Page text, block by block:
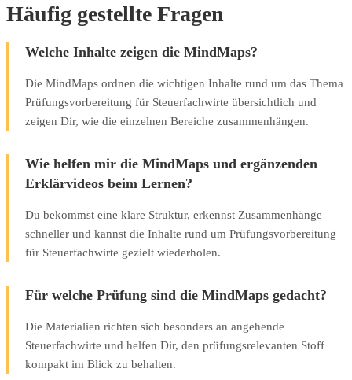
Häufig gestellte Fragen
Welche Inhalte zeigen die MindMaps?
Die MindMaps ordnen die wichtigen Inhalte rund um das Thema
Prüfungsvorbereitung für Steuerfachwirte übersichtlich und
zeigen Dir, wie die einzelnen Bereiche zusammenhängen.
Wie helfen mir die MindMaps und ergänzenden
Erklärvideos beim Lernen?
Du bekommst eine klare Struktur, erkennst Zusammenhänge
schneller und kannst die Inhalte rund um Prüfungsvorbereitung
für Steuerfachwirte gezielt wiederholen.
Für welche Prüfung sind die MindMaps gedacht?
Die Materialien richten sich besonders an angehende
Steuerfachwirte und helfen Dir, den prüfungsrelevanten Stoff
kompakt im Blick zu behalten.